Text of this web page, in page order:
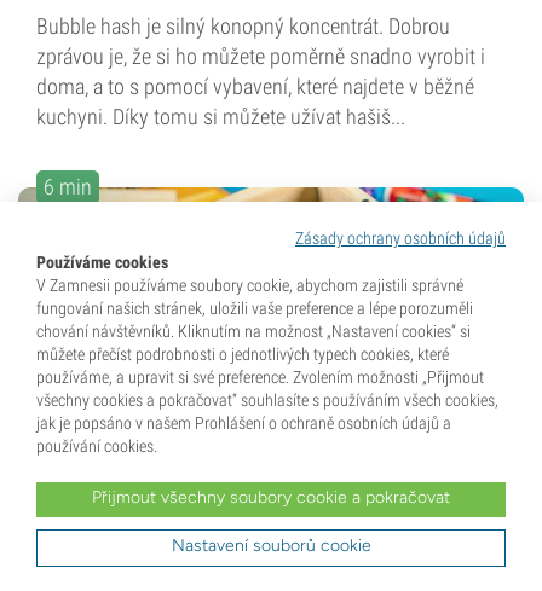
Bubble hash je silný konopný koncentrát. Dobrou
zprávou je, že si ho můžete poměrně snadno vyrobit i
doma, a to s pomocí vybavení, které najdete v běžné
kuchyni. Díky tomu si můžete užívat hašiš...
6 min
31 Prosinec 2021
Podrobný návod, jak vyrobit dry
sift hašiš doma
Existuje mnoho druhů hašiše a také celá řada způsobů,
jak ho vyrobit. Suché prosévání je obzvlášť jednoduchá
Zásady ochrany osobních údajů
Používáme cookies
V Zamnesii používáme soubory cookie, abychom zajistili správné
fungování našich stránek, uložili vaše preference a lépe porozuměli
chování návštěvníků. Kliknutím na možnost „Nastavení cookies“ si
můžete přečíst podrobnosti o jednotlivých typech cookies, které
používáme, a upravit si své preference. Zvolením možnosti „Přijmout
všechny cookies a pokračovat“ souhlasíte s používáním všech cookies,
jak je popsáno v našem Prohlášení o ochraně osobních údajů a
používání cookies.
Přijmout všechny soubory cookie a pokračovat
Nastavení souborů cookie